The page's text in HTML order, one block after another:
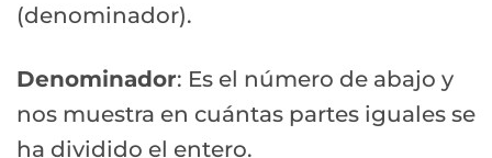
(denominador).
Denominador: Es el número de abajo y
nos muestra en cuántas partes iguales se
ha dividido el entero.